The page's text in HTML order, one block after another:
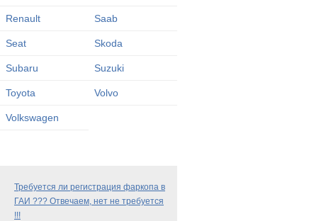
Renault Saab
Seat Skoda
Subaru Suzuki
Toyota Volvo
Volkswagen
Требуется ли регистрация фаркопа в
ГАИ ??? Отвечаем, нет не требуется
!!!